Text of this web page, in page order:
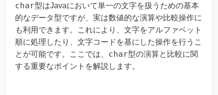
char型はJavaにおいて単一の文字を扱うための基本
的なデータ型ですが、実は数値的な演算や比較操作に
も利用できます。これにより、文字をアルファベット
順に処理したり、文字コードを基にした操作を行うこ
とが可能です。ここでは、 char型の演算と比較に関
する重要なポイントを解説します。